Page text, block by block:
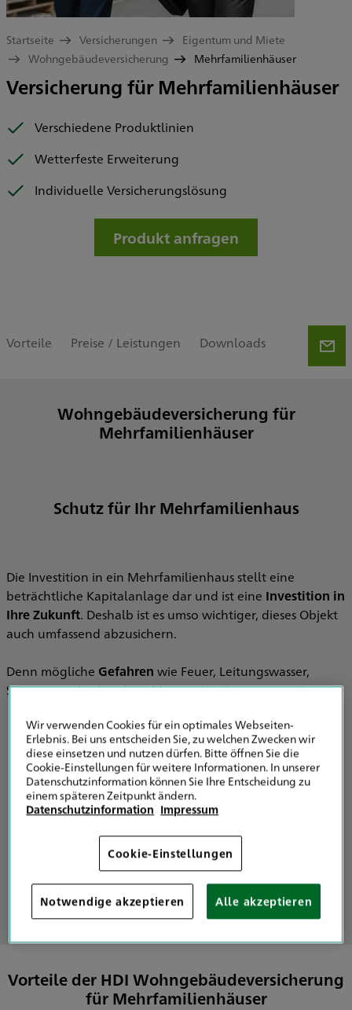
Startseite Versicherungen
Eigentum und Miete
Wohngebäudeversicherung
Mehrfamilienhäuser
Versicherung für Mehrfamilienhäuser
Verschiedene Produktlinien
Wetterfeste Erweiterung
Individuelle Versicherungslösung
Produkt anfragen
Vorteile Preise / Leistungen Downloads
Wohngebäudeversicherung für
Mehrfamilienhäuser
Schutz für Ihr Mehrfamilienhaus
Die Investition in ein Mehrfamilienhaus stellt eine
beträchtliche Kapitalanlage dar und ist eine Investition in
Ihre Zukunft. Deshalb ist es umso wichtiger, dieses Objekt
auch umfassend abzusichern.
Denn mögliche Gefahren wie Feuer, Leitungswasser,
Sturm, Hagel oder Blitzschlag sind nicht zu unterschätzen.
Maßgeschneiderter Schutzdurch individuelle
Absicherungsmöglichkeiten
Schadenersatz zum Neuwert, Wiederaufbau bzw.
Reparatur der versicherten Sachen im Rahmen der
gleitenden Neuwertversicherung in gleicher Art und
Mitversicherungvon Nebengebäuden und
Grundstücksbestandteilen
Vorteile der HDI Wohngebäudeversicherung
für Mehrfamilienhäuser
Wir verwenden Cookies für ein optimales Webseiten-
Erlebnis. Bei uns entscheiden Sie, zu welchen Zwecken wir
diese einsetzen und nutzen dürfen. Bitte öffnen Sie die
Cookie-Einstellungen für weitere Informationen. In unserer
Datenschutzinformation können Sie Ihre Entscheidung zu
einem späteren Zeitpunkt ändern.
Datenschutzinformation Impressum
Cookie-Einstellungen
Notwendige akzeptieren Alle akzeptieren